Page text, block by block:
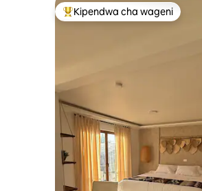
Kipendwa maarufu cha wageni
Kipendwa cha wageni